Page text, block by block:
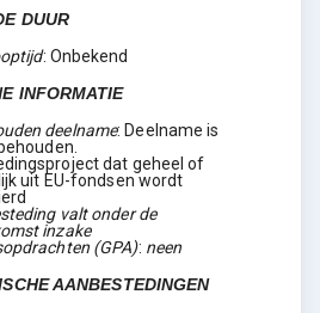
DUUR
: Onbekend
INFORMATIE
deelname: Deelname is
dat geheel of
uit EU-fondsen wordt
valt onder de
inzake
(GPA): neen
AANBESTEDINGEN